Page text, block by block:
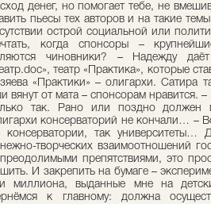
денег, но помогает тебе, не
пьесы тех авторов и на такие
острой социальной или
когда спонсоры –
чиновники? – Надежду
театр «Практика», которые
«Практики» – олигархи. Сатира
вянут от мата – спонсорам нравится.
так. Рано или поздно должен
консерваторий не кончали… –
консерватории, так университеты…
творческих взаимоотношений
препятствиями, это
И закрепить на бумаге –
миллиона, выданные мне на
к главному: должна